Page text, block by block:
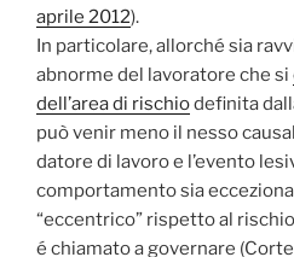
aprile 2012).
In particolare, allorché sia
abnorme del lavoratore che si
dell’area di rischiodefinita
può venir meno il nesso
datore di lavoro e l’evento
comportamento sia
“eccentrico” rispetto al
é chiamato a governare (Corte